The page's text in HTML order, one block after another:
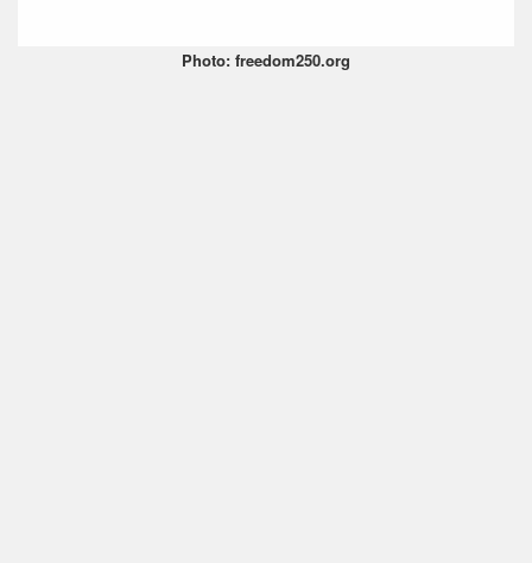
Photo: freedom250.org